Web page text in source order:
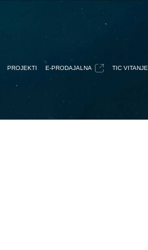
PROJEKTI E-PRODAJALNA TIC VITANJE